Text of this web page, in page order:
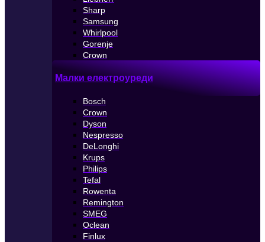
Sharp
Samsung
Whirlpool
Gorenje
Crown
Малки електроуреди
Bosch
Crown
Dyson
Nespresso
DeLonghi
Krups
Philips
Tefal
Rowenta
Remington
SMEG
Oclean
Finlux